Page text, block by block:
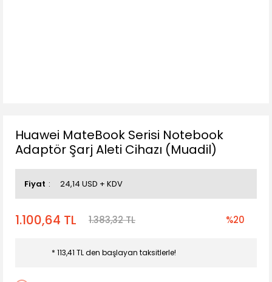
Huawei MateBook Serisi Notebook
Adaptör Şarj Aleti Cihazı (Muadil)
Fiyat 24,14 USD + KDV
1.100,64 TL 1.383,32 TL %20
* 113,41 TL den başlayan taksitlerle!